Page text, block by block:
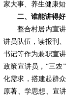
家大事、养生健康
二、谁能讲得好
整合村居内宣讲
讲员队伍，读报刊
书记等作为兼职宣
政策宣讲员，“三农
化需求，搭建起群
原著、学思想、宣